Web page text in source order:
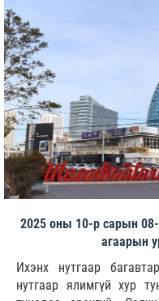
2025 оны 10-р сарын 08-
агаарын
Ихэнх нутгаар
нутгаар ялимгүй хур